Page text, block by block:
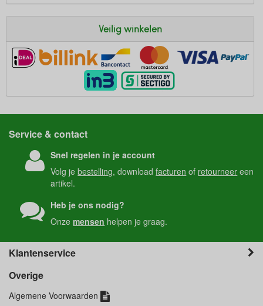
Veilig winkelen
Service & contact
Snel regelen in je account
Volg jebestelling, downloadfacturen of retourneer een
artikel.
Heb je ons nodig?
Onzemensen helpen je graag.
Klantenservice
Overige
Algemene Voorwaarden